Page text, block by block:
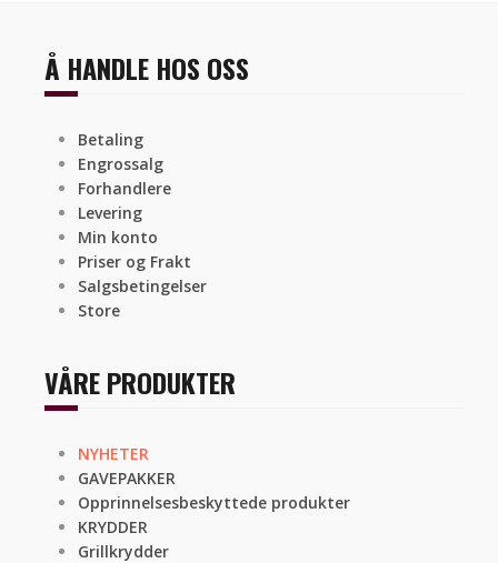
Å HANDLE HOS OSS
Betaling
Engrossalg
Forhandlere
Levering
Min konto
Priser og Frakt
Salgsbetingelser
Store
VÅRE PRODUKTER
NYHETER
GAVEPAKKER
Opprinnelsesbeskyttede produkter
KRYDDER
Grillkrydder